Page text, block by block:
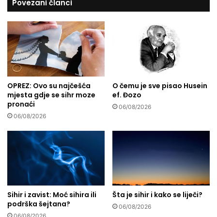
a
n
j
a
c
i
j
a
u
s
i
v
o
l
i
ć
a
-
O
o
s
a
n
z
i
k
Povezani članci
OPREZ: Ovo su najčešća
mjesta gdje se sihr moze
pronaći
06/08/2026
O čemu je sve pisao Husein
ef. Đozo
06/08/2026
Sihir i zavist: Moć sihira ili
podrška šejtana?
Šta je sihir i kako se liječi?
06/08/2026